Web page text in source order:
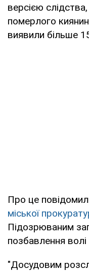
версією
померлого
виявили більше
Про це
міської
Підозрюваним
позбавлення волі
"Досудовим